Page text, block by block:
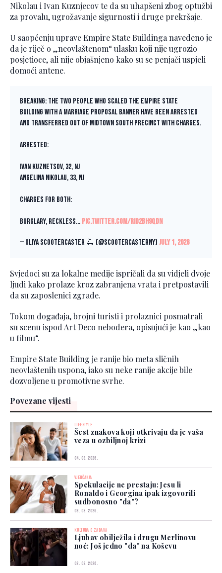
Nikolau i Ivan Kuznjecov te da su uhapšeni zbog optužbi
za provalu, ugrožavanje sigurnosti i druge prekršaje.
U saopćenju uprave Empire State Buildinga navedeno je
da je riječ o „neovlaštenom“ ulasku koji nije ugrozio
posjetioce, ali nije objašnjeno kako su se penjači uspjeli
domoći antene.
BREAKING: The two people who scaled the Empire State
Building with a marriage proposal banner have been ARRESTED
and transferred out of Midtown South Precinct with charges.
Arrested:
Ivan Kuznetsov, 32, NJ
Angelina Nikolau, 33, NJ
Charges for both:
Burglary, Reckless… pic.twitter.com/rid2bh9QDn
— Oliya Scootercaster 🛴 (@ScooterCasterNY) July 1, 2026
Svjedoci su za lokalne medije ispričali da su vidjeli dvoje
ljudi kako prolaze kroz zabranjena vrata i pretpostavili
da su zaposlenici zgrade.
Tokom događaja, brojni turisti i prolaznici posmatrali
su scenu ispod Art Deco nebodera, opisujući je kao „kao
u filmu“.
Empire State Building je ranije bio meta sličnih
neovlaštenih uspona, iako su neke ranije akcije bile
dozvoljene u promotivne svrhe.
Povezane vijesti
LIFESTYLE
Šest znakova koji otkrivaju da je vaša
veza u ozbiljnoj krizi
04. 08. 2026.
VJENČANJA
Spekulacije ne prestaju: Jesu li
Ronaldo i Georgina ipak izgovorili
sudbonosno "da"?
03. 08. 2026.
KULTURA & ZABAVA
Ljubav obilježila i drugu Merlinovu
noć: Još jedno "da" na Koševu
02. 08. 2026.